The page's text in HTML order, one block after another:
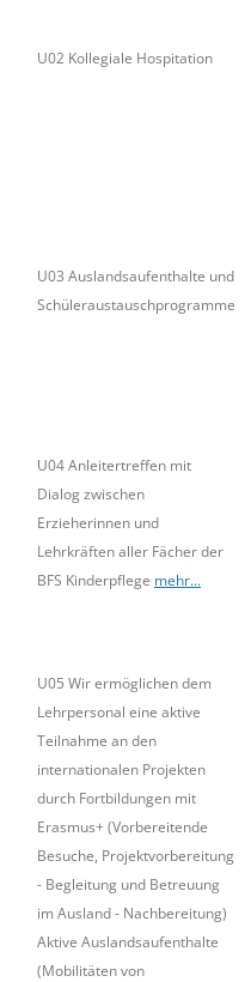
U02 Kollegiale Hospitation
U03 Auslandsaufenthalte und
Schüleraustauschprogramme
U04 Anleitertreffen mit
Dialog zwischen
Erzieherinnen und
Lehrkräften aller Fächer der
BFS Kinderpflege mehr...
U05 Wir ermöglichen dem
Lehrpersonal eine aktive
Teilnahme an den
internationalen Projekten
durch Fortbildungen mit
Erasmus+ (Vorbereitende
Besuche, Projektvorbereitung
- Begleitung und Betreuung
im Ausland - Nachbereitung)
Aktive Auslandsaufenthalte
(Mobilitäten von